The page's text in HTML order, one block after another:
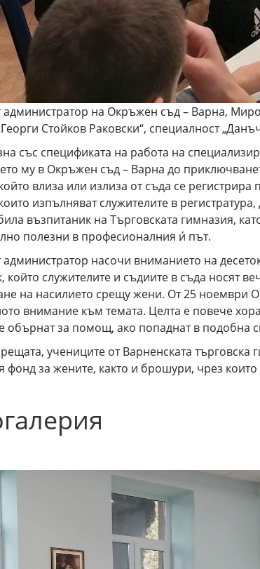
на Окръжен съд – Варна,
Стойков Раковски“, специалност
със спецификата на работа на
му в Окръжен съд – Варна до
влиза или излиза от съда се
изпълняват служителите в
възпитаник на Търговската гимназия,
полезни в професионалния и́ път.
насочи вниманието на
който служителите и съдиите в съда носят
на насилието срещу жени. От 25 ноември
внимание към темата. Целта е повече
обърнат за помощ, ако попаднат в подобна
учениците от Варненската
фонд за жените, както и брошури, чрез които